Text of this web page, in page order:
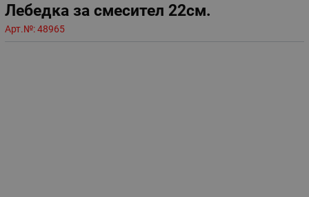
Лебедка за смесител 22см.
Арт.№:48965